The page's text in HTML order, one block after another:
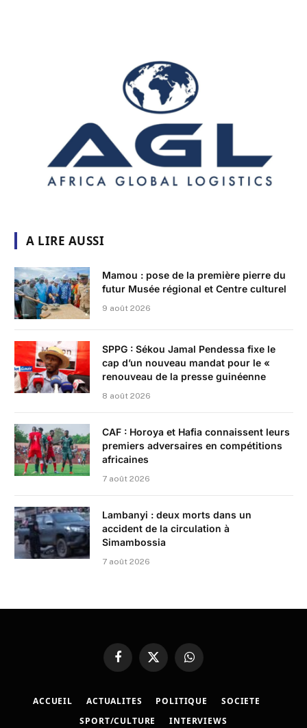
A LIRE AUSSI
Mamou : pose de la première pierre du
futur Musée régional et Centre culturel
9 août 2026
SPPG : Sékou Jamal Pendessa fixe le
cap d’un nouveau mandat pour le «
renouveau de la presse guinéenne
8 août 2026
CAF : Horoya et Hafia connaissent leurs
premiers adversaires en compétitions
africaines
7 août 2026
Lambanyi : deux morts dans un
accident de la circulation à
Simambossia
7 août 2026
FacebookX
(Twitter)
WhatsApp
ACCUEIL ACTUALITES POLITIQUE
SOCIETE
SPORT/CULTURE
INTERVIEWS